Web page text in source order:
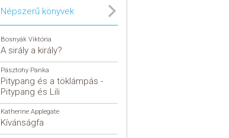
Népszerű könyvek
Bosnyák Viktória
A sirály a király?
Pásztohy Panka
Pitypang és a töklámpás -
Pitypang és Lili
Katherine Applegate
Kívánságfa